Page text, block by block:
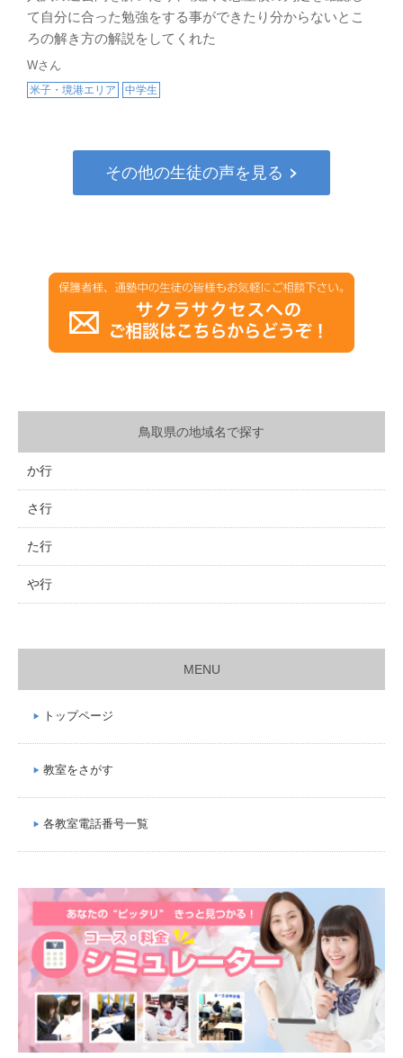
て自分に合った勉強をする事ができたり分からないとこ
ろの解き方の解説をしてくれた
Wさん
米子・境港エリア 中学生
その他の生徒の声を見る
鳥取県の地域名で探す
か行
さ行
た行
や行
MENU
トップページ
教室をさがす
各教室電話番号一覧